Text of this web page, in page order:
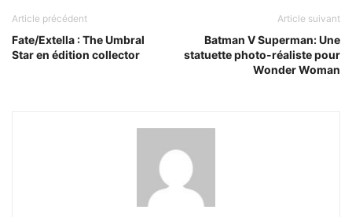
Article précédent
Fate/Extella : The Umbral
Star en édition collector
Article suivant
Batman V Superman: Une
statuette photo-réaliste pour
Wonder Woman